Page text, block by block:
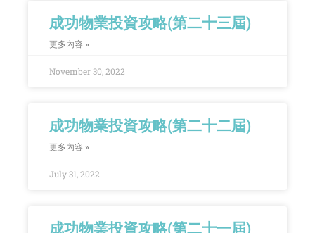
成功物業投資攻略(第二十三屆)
更多內容 »
November 30, 2022
成功物業投資攻略(第二十二屆)
更多內容 »
July 31, 2022
成功物業投資攻略(第二十一屆)